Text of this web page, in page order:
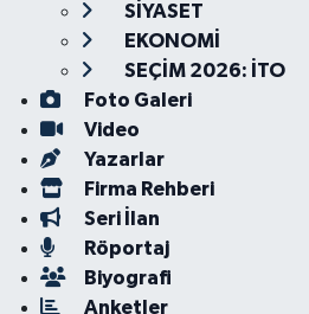
SİYASET
EKONOMİ
SEÇİM 2026: İTO
Foto Galeri
Video
Yazarlar
Firma Rehberi
Seri İlan
Röportaj
Biyografi
Anketler